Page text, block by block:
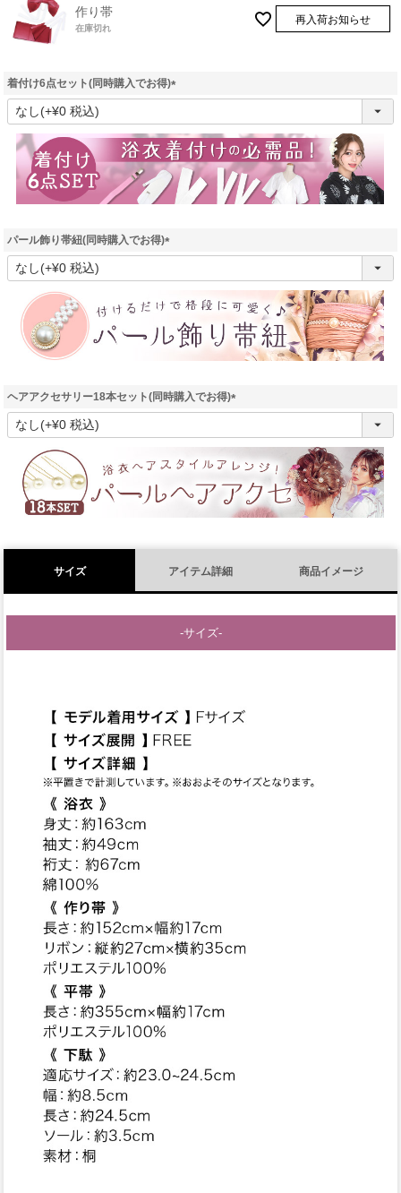
作り帯
在庫切れ
再入荷お知らせ
着付け6点セット(同時購入でお得)
(
須
)
パール飾り帯紐(同時購入でお得)
(
ヘアアクセサリー18本セット(同時購入でお得)
(
須
)
サイズ アイテム詳細 商品イメージ
-サイズ-